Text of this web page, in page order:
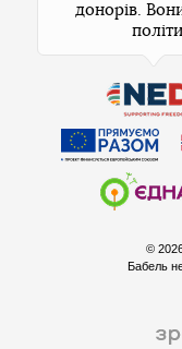
донорів.
©
Бабель